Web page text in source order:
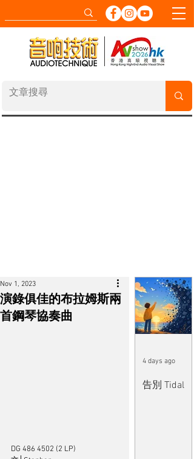
演錄俱佳的布拉姆斯兩
首鋼琴協奏曲
Nov 1, 2023
DG 486 4502 (2 LP)
告別 Tidal
4 days ago